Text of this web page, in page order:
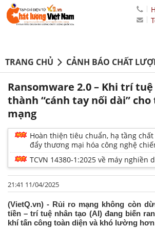
TRANG CHỦ CẢNH BÁO CHẤT
Ransomware 2.0 – Khi trí
thành “cánh tay nối dài”
mạng
Hoàn thiện tiêu chuẩn, hạ tầng
đẩy thương mại hóa công nghệ
TCVN 14380-1:2025 về máy nghiền
21:41 11/04/2025
(VietQ.vn) - Rủi ro mạng không còn
tiền – trí tuệ nhân tạo (AI) đang biến
khí tấn công toàn diện và khó lường